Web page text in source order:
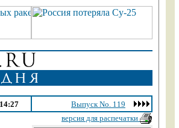
Выпуск No. 119
версия для распечатки